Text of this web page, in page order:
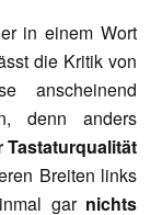
in einem Wort
die Kritik von
anscheinend
denn anders
Tastaturqualität
Breiten links
gar nichts